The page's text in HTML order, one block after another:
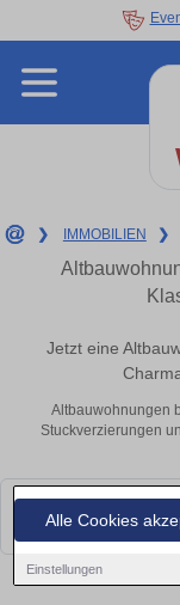
Alle Cookies
Einstellungen
❯ IMMOBILIEN ❯
Jetzt eine
Altbauwohnungen
Stuckverzierungen
Leider konnten wir
bald wieder vorbei!